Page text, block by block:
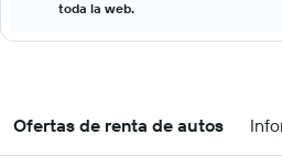
toda la web.
Ofertas de renta de autos